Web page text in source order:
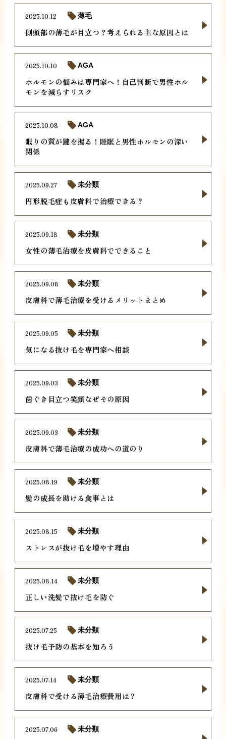
側頭部の薄毛が目立つ？考えられる主な原因とは
2025.10.12 薄毛
ホルモンの悩みは専門家へ！自己判断で男性ホル
モンを減らすリスク
2025.10.10 AGA
眠りの質が鍵を握る！睡眠と男性ホルモンの深い
関係
2025.10.08 AGA
円形脱毛症も皮膚科で治療できる？
2025.09.27 未分類
女性の薄毛治療を皮膚科でできること
2025.09.18 未分類
皮膚科で薄毛治療を受けるメリットまとめ
2025.09.08 未分類
気になる抜け毛を専門家へ相談
2025.09.05 未分類
歯ぐき目立つ笑顔なぜその原因
2025.09.03 未分類
皮膚科で薄毛治療の成功への道のり
2025.09.03 未分類
髪の成長を助ける食事とは
2025.08.19 未分類
ストレスが抜け毛を増やす理由
2025.08.15 未分類
正しい洗髪で抜け毛を防ぐ
2025.08.14 未分類
抜け毛予防の基本を知ろう
2025.07.25 未分類
皮膚科で受ける薄毛治療費用は？
2025.07.14 未分類
2025.07.06 未分類